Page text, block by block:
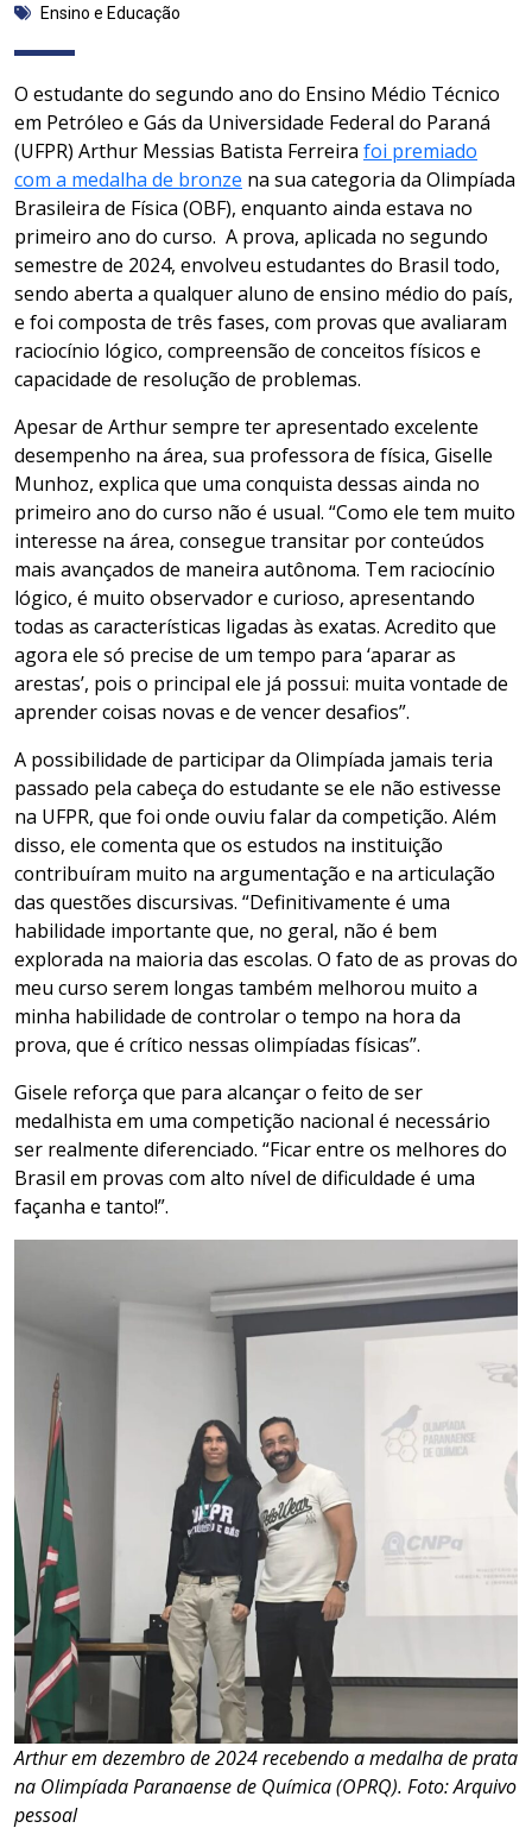
Ensino e Educação
O estudante do segundo ano do Ensino Médio Técnico
em Petróleo e Gás da Universidade Federal do Paraná
(UFPR) Arthur Messias Batista Ferreira foi premiado
com a medalha de bronze na sua categoria da Olimpíada
Brasileira de Física (OBF), enquanto ainda estava no
primeiro ano do curso. A prova, aplicada no segundo
semestre de 2024, envolveu estudantes do Brasil todo,
sendo aberta a qualquer aluno de ensino médio do país,
e foi composta de três fases, com provas que avaliaram
raciocínio lógico, compreensão de conceitos físicos e
capacidade de resolução de problemas.
Apesar de Arthur sempre ter apresentado excelente
desempenho na área, sua professora de física, Giselle
Munhoz, explica que uma conquista dessas ainda no
primeiro ano do curso não é usual. “Como ele tem muito
interesse na área, consegue transitar por conteúdos
mais avançados de maneira autônoma. Tem raciocínio
lógico, é muito observador e curioso, apresentando
todas as características ligadas às exatas. Acredito que
agora ele só precise de um tempo para ‘aparar as
arestas’, pois o principal ele já possui: muita vontade de
aprender coisas novas e de vencer desafios”.
A possibilidade de participar da Olimpíada jamais teria
passado pela cabeça do estudante se ele não estivesse
na UFPR, que foi onde ouviu falar da competição. Além
disso, ele comenta que os estudos na instituição
contribuíram muito na argumentação e na articulação
das questões discursivas. “Definitivamente é uma
habilidade importante que, no geral, não é bem
explorada na maioria das escolas. O fato de as provas do
meu curso serem longas também melhorou muito a
minha habilidade de controlar o tempo na hora da
prova, que é crítico nessas olimpíadas físicas”.
Gisele reforça que para alcançar o feito de ser
medalhista em uma competição nacional é necessário
ser realmente diferenciado. “Ficar entre os melhores do
Brasil em provas com alto nível de dificuldade é uma
façanha e tanto!”.
Arthur em dezembro de 2024 recebendo a medalha de prata
na Olimpíada Paranaense de Química (OPRQ). Foto: Arquivo
pessoal